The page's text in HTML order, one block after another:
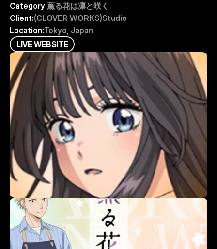
Category:薫る花は凛と咲く
Client:(CLOVER WORKS)Studio
Location:Tokyo, Japan
LIVEWEBSITE